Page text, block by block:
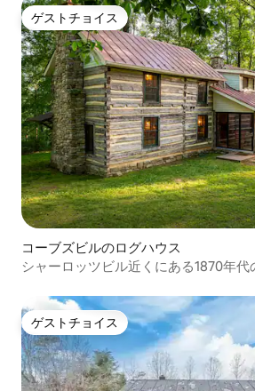
ゲストチョイス
ゲストチョイス
コーブズビルのログハウス
シャーロッツビル近くにある1870年代
ゲストチョイス
ゲストチョイス